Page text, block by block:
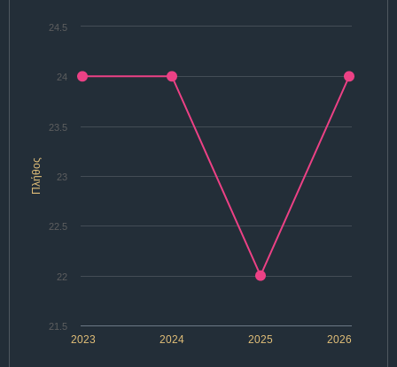
Πλήθος
2024 2026
2023 2025
21.5
22
22.5
23
23.5
24
24.5